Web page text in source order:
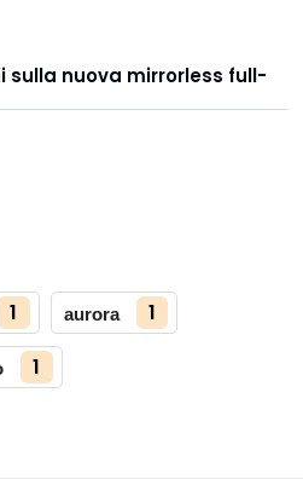
sulla nuova mirrorless full-
1 aurora 1
1